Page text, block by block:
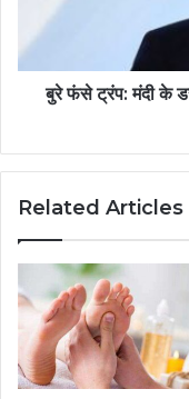
बुरे फंसे ट्रंप: मंदी के
Related Articles